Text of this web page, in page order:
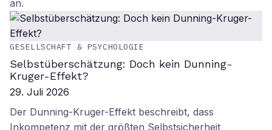
an.
GESELLSCHAFT & PSYCHOLOGIE
Selbstüberschätzung: Doch kein Dunning-
Kruger-Effekt?
29. Juli 2026
Der Dunning-Kruger-Effekt beschreibt, dass
Inkompetenz mit der größten Selbstsicherheit